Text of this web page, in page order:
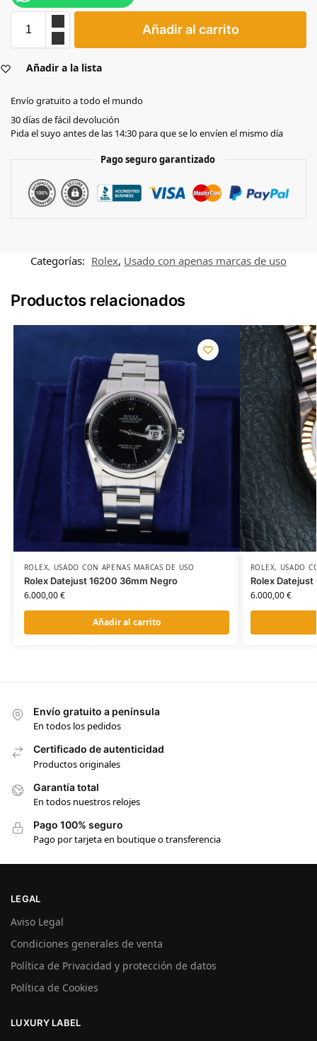
Añadir al carrito
Añadir a la lista
Envío gratuito a todo el mundo
30 días de fácil devolución
Pida el suyo antes de las 14:30 para que se lo envíen el mismo día
Pago seguro garantizado
Categorías: Rolex, Usado con apenas marcas de uso
Productos relacionados
ROLEX, USADO CON APENAS MARCAS DE USO
Rolex Datejust 16200 36mm Negro
6.000,00€
Añadir al carrito
ROLEX, USADO
Rolex
6.000,00€
Envío gratuito a península
En todos los pedidos
Certificado de autenticidad
Productos originales
Garantía total
En todos nuestros relojes
Pago 100% seguro
Pago por tarjeta en boutique o transferencia
LEGAL
Aviso Legal
Condiciones generales de venta
Política de Privacidad y protección de datos
Política de Cookies
LUXURY LABEL